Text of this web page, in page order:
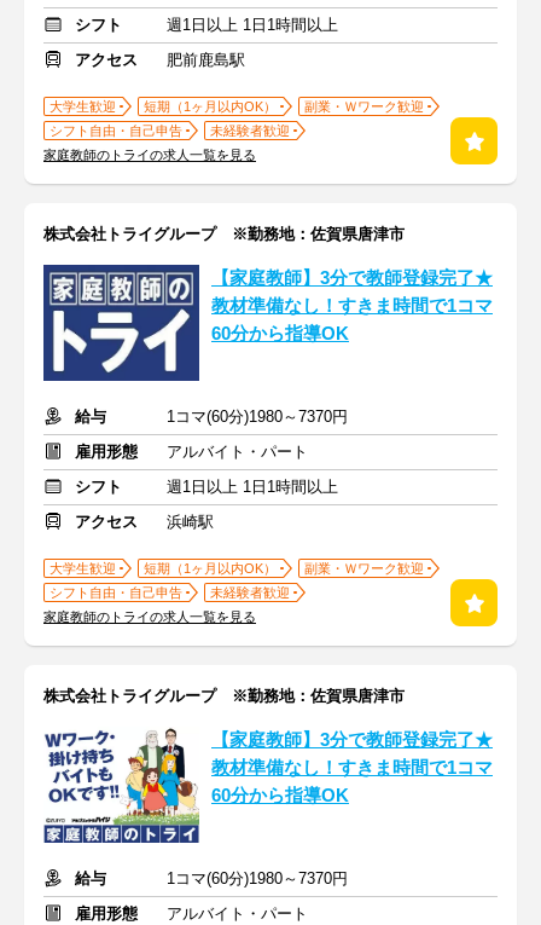
シフト
週1日以上 1日1時間以上
アクセス
肥前鹿島駅
大学生歓迎 短期（1ヶ月以内OK）
副業・Ｗワーク歓迎
シフト自由・自己申告
未経験者歓迎
家庭教師のトライの求人一覧を見る
株式会社トライグループ ※勤務地：佐賀県唐津市
【家庭教師】3分で教師登録完了★
教材準備なし！すきま時間で1コマ
60分から指導OK
給与
1コマ(60分)1980～7370円
雇用形態
アルバイト・パート
シフト
週1日以上 1日1時間以上
アクセス
浜崎駅
大学生歓迎 短期（1ヶ月以内OK）
副業・Ｗワーク歓迎
シフト自由・自己申告
未経験者歓迎
家庭教師のトライの求人一覧を見る
株式会社トライグループ ※勤務地：佐賀県唐津市
【家庭教師】3分で教師登録完了★
教材準備なし！すきま時間で1コマ
60分から指導OK
給与
1コマ(60分)1980～7370円
雇用形態
アルバイト・パート